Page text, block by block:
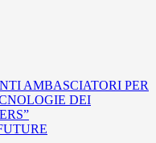
AMBASCIATORI PER
DEI